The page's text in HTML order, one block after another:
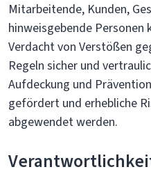
Mitarbeitende, Kunden,
hinweisgebende Personen
Verdacht von Verstößen
Regeln sicher und
Aufdeckung und
gefördert und erhebliche
abgewendet werden.